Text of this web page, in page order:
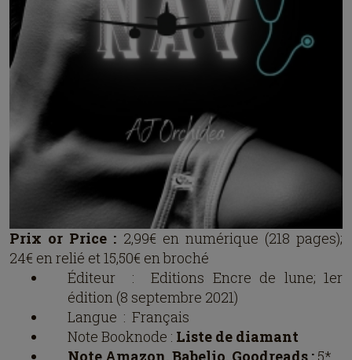
Prix or Price : 2,99€ en numérique (218 pages);
24€ en relié et 15,50€ en broché
Éditeur ‏ : ‎ Editions Encre de lune; 1er
édition (8 septembre 2021)
Langue ‏ : ‎ Français
Note Booknode : Liste de diamant